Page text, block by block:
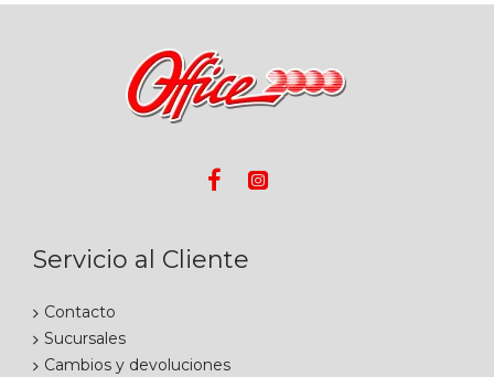
Servicio al Cliente
Contacto
Sucursales
Cambios y devoluciones